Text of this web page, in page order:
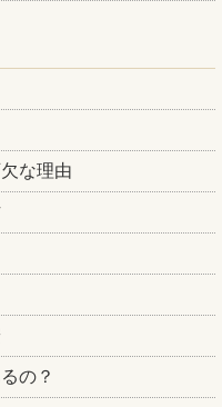
な理由
の？